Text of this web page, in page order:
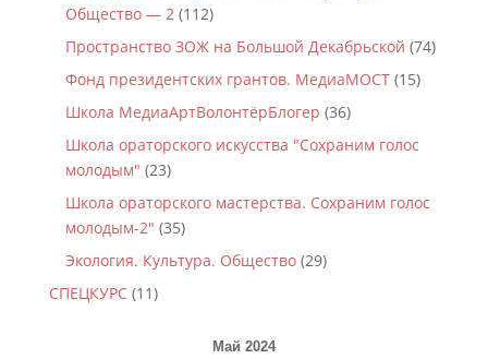
Общество — 2(112)
Пространство ЗОЖ на Большой Декабрьской (74)
Фонд президентских грантов. МедиаМОСТ(15)
Школа МедиаАртВолонтёрБлогер (36)
Школа ораторского искусства "Сохраним голос
молодым" (23)
Школа ораторского мастерства. Сохраним голос
молодым-2" (35)
Экология. Культура. Общество(29)
СПЕЦКУРС(11)
Май 2024